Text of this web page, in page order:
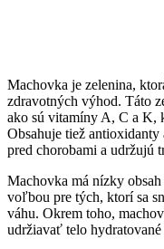
Machovka je zelenina,
zdravotných výhod. Táto
ako sú vitamíny A, C a K,
Obsahuje tiež
pred chorobami a udržujú
Machovka má nízky
voľbou pre tých, ktorí sa
váhu. Okrem toho,
udržiavať telo hydratované